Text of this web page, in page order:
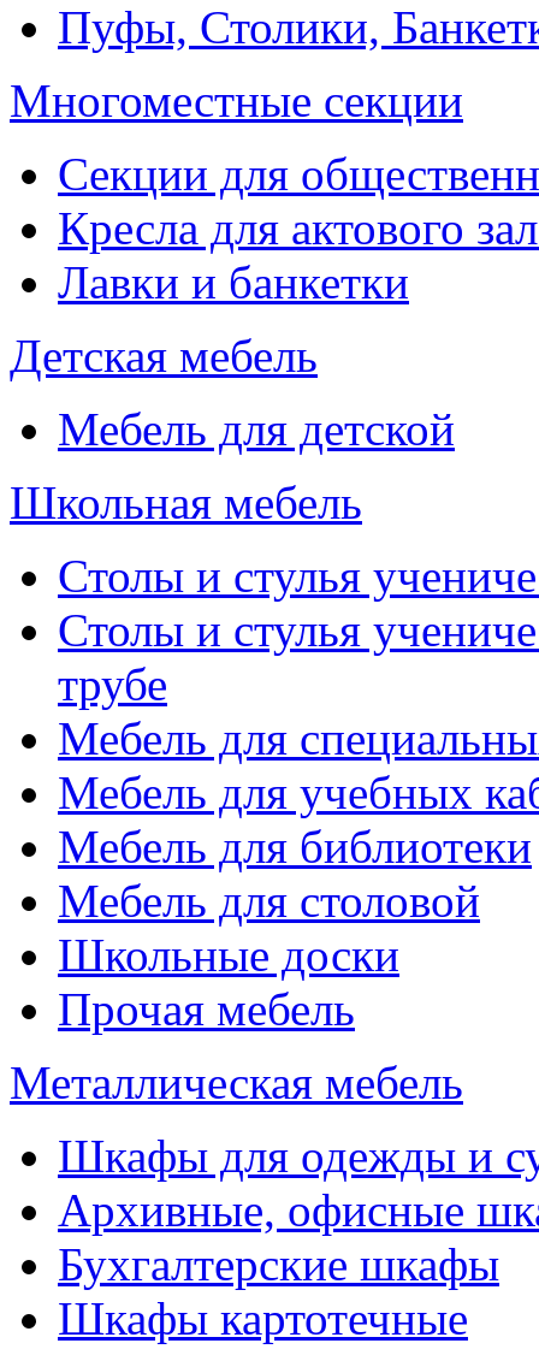
Пуфы, Столики,
Многоместные секции
Секции для
Кресла для актового
Лавки и банкетки
Детская мебель
Мебель для детской
Школьная мебель
Столы и стулья
Столы и стулья
трубе
Мебель для
Мебель для учебных
Мебель для библиотеки
Мебель для столовой
Школьные доски
Прочая мебель
Металлическая мебель
Шкафы для одежды и
Архивные, офисные
Бухгалтерские шкафы
Шкафы картотечные